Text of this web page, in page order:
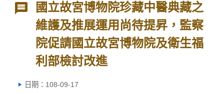
國立故宮博物院珍藏中醫典藏之
維護及推展運用尚待提昇，監察
院促請國立故宮博物院及衛生福
利部檢討改進
日期：108-09-17